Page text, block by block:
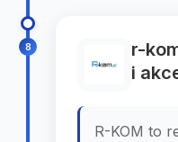
8
r-
i
R-KOM to